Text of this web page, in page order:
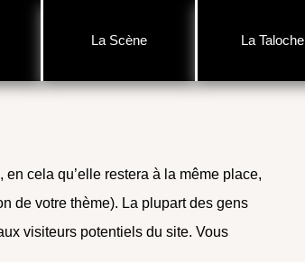
La Scène La Taloche
cela qu’elle restera à la même place,
de votre thème). La plupart des gens
visiteurs potentiels du site. Vous